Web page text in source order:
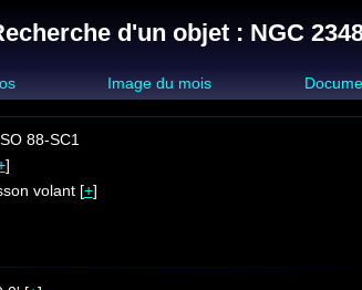
d'un objet : NGC
Image du mois
88-SC1
]
volant [+]